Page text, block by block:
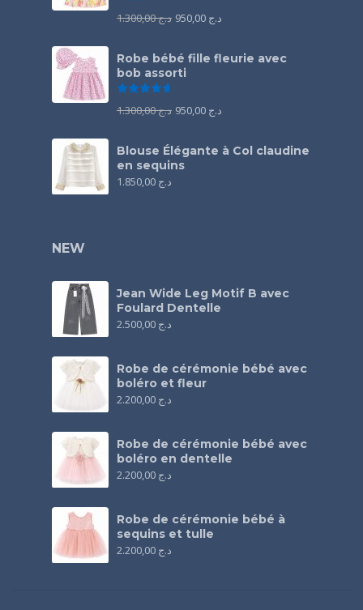
د.ج1.300,00 د.ج
Robe bébé fille fleurie avec
bob assorti
د.ج1.300,00 د.ج
Blouse Élégante à Col claudine
en sequins
د.ج
NEW
Jean Wide Leg Motif B avec
Foulard Dentelle
د.ج
Robe de cérémonie bébé avec
boléro et fleur
د.ج
Robe de cérémonie bébé avec
boléro en dentelle
د.ج
Robe de cérémonie bébé à
sequins et tulle
د.ج